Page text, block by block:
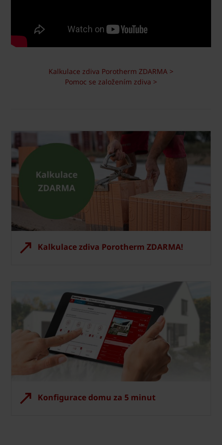
Kalkulace zdiva Porotherm ZDARMA >
Pomoc se založením zdiva >
Kalkulace zdiva Porotherm ZDARMA!
Konfigurace domu za 5 minut